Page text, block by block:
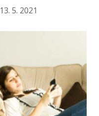
13. 5. 2021